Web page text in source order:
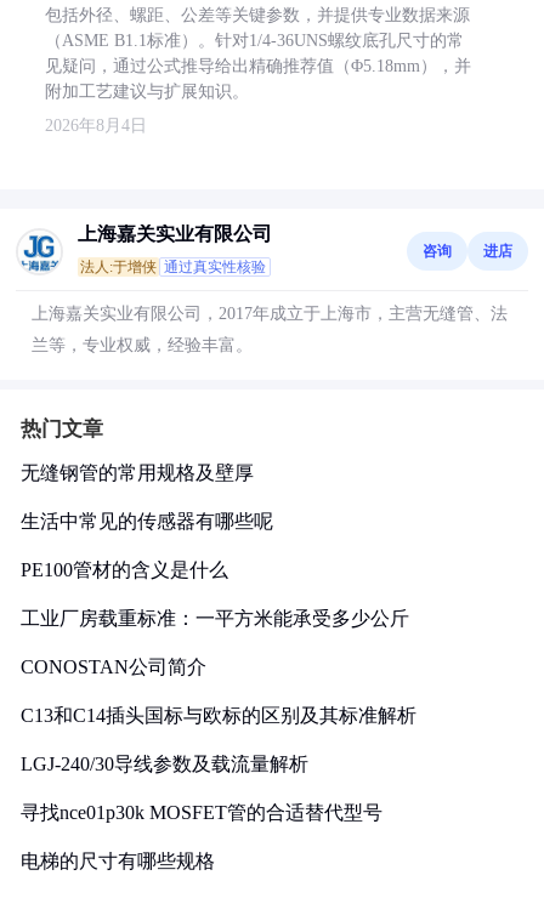
包括外径、螺距、公差等关键参数，并提供专业数据来源
（ASME B1.1标准）。针对1/4-36UNS螺纹底孔尺寸的常
见疑问，通过公式推导给出精确推荐值（Φ5.18mm），并
附加工艺建议与扩展知识。
2026年8月4日
上海嘉关实业有限公司
法人:于增侠 通过真实性核验
咨询 进店
上海嘉关实业有限公司，2017年成立于上海市，主营无缝管、法
兰等，专业权威，经验丰富。
热门文章
无缝钢管的常用规格及壁厚
生活中常见的传感器有哪些呢
PE100管材的含义是什么
工业厂房载重标准：一平方米能承受多少公斤
CONOSTAN公司简介
C13和C14插头国标与欧标的区别及其标准解析
LGJ-240/30导线参数及载流量解析
寻找nce01p30k MOSFET管的合适替代型号
电梯的尺寸有哪些规格